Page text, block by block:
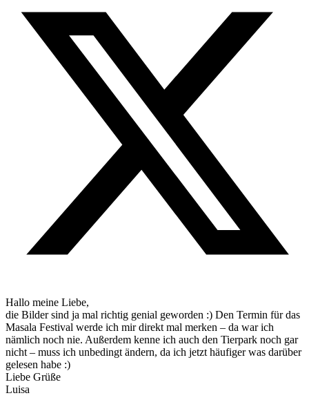
Hallo meine Liebe,
die Bilder sind ja mal richtig genial geworden :) Den Termin für das
Masala Festival werde ich mir direkt mal merken – da war ich
nämlich noch nie. Außerdem kenne ich auch den Tierpark noch gar
nicht – muss ich unbedingt ändern, da ich jetzt häufiger was darüber
gelesen habe :)
Liebe Grüße
Luisa